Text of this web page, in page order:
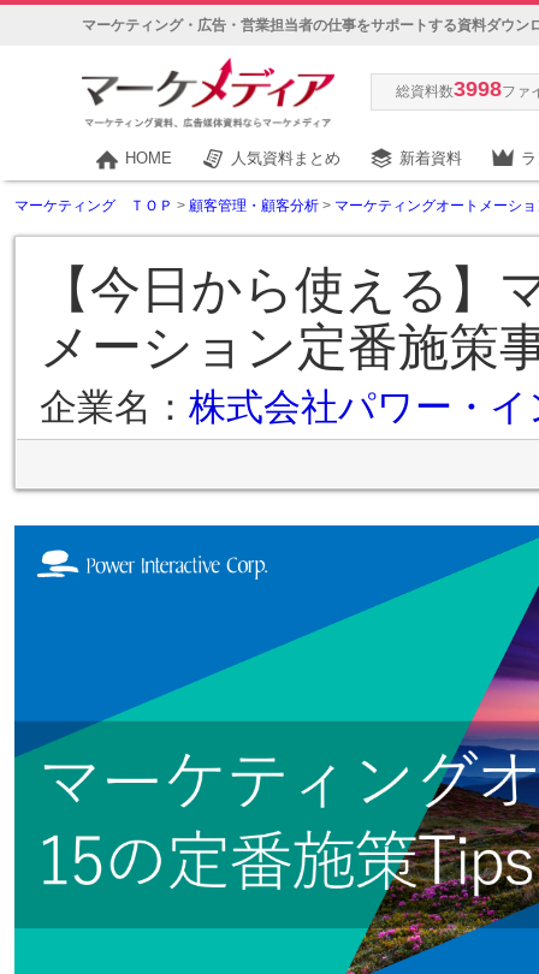
マーケティング・広告・営業担当者の仕事をサポートする資料ダウン
総資料数3998ファ
HOME 人気資料まとめ 新着資料
マーケティング ＴＯＰ > 顧客管理・顧客分析 > マーケティングオートメーシ
【今日から使える】
メーション定番施策
企業名： 株式会社パワー・